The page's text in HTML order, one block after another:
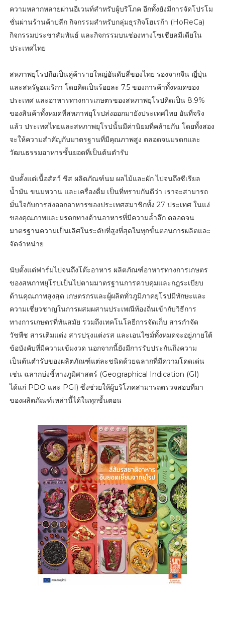
ความหลากหลายผ่านอีเวนท์สำหรับผู้บริโภค อีกทั้งยังมีการจัดโปรโม
ชั่นผ่านร้านค้าปลีก กิจกรรมสำหรับกลุ่มธุรกิจโฮเรก้า (HoReCa)
กิจกรรมประชาสัมพันธ์ และกิจกรรมบนช่องทางโซเชียลมีเดียใน
ประเทศไทย
สหภาพยุโรปถือเป็นคู่ค้ารายใหญ่อันดับสี่ของไทย รองจากจีน ญี่ปุ่น
และสหรัฐอเมริกา โดยคิดเป็นร้อยละ 7.5 ของการค้าทั้งหมดของ
ประเทศ และอาหารทางการเกษตรของสหภาพยุโรปคิดเป็น 8.9%
ของสินค้าทั้งหมดที่สหภาพยุโรปส่งออกมายังประเทศไทย อันที่จริง
แล้ว ประเทศไทยและสหภาพยุโรปนั้นมีค่านิยมที่คล้ายกัน โดยทั้งสอง
จะให้ความสำคัญกับมาตรฐานที่มีคุณภาพสูง ตลอดจนมรดกและ
วัฒนธรรมอาหารชั้นยอดที่เป็นต้นตำรับ
นับตั้งแต่เนื้อสัตว์ ชีส ผลิตภัณฑ์นม ผลไม้และผัก ไปจนถึงซีเรียล
น้ำมัน ขนมหวาน และเครื่องดื่ม เป็นที่ทราบกันดีว่า เราจะสามารถ
มั่นใจกับการส่งออกอาหารของประเทศสมาชิกทั้ง 27 ประเทศ ในแง่
ของคุณภาพและมรดกทางด้านอาหารที่มีความล้ำลึก ตลอดจน
มาตรฐานความเป็นเลิศในระดับที่สูงที่สุดในทุกขั้นตอนการผลิตและ
จัดจำหน่าย
นับตั้งแต่ฟาร์มไปจนถึงโต๊ะอาหาร ผลิตภัณฑ์อาหารทางการเกษตร
ของสหภาพยุโรปเป็นไปตามมาตรฐานการควบคุมและกฎระเบียบ
ด้านคุณภาพสูงสุด เกษตรกรและผู้ผลิตทั่วภูมิภาคยุโรปมีทักษะและ
ความเชี่ยวชาญในการผสมผสานประเพณีท้องถิ่นเข้ากับวิธีการ
ทางการเกษตรที่ทันสมัย รวมถึงเทคโนโลยีการจัดเก็บ สารกำจัด
วัชพืช สารเติมแต่ง สารปรุงแต่งรส และเอนไซม์ทั้งหมดจะอยู่ภายใต้
ข้อบังคับที่มีความเข้มงวด นอกจากนี้ยังมีการรับประกันถึงความ
เป็นต้นตำรับของผลิตภัณฑ์แต่ละชนิดด้วยฉลากที่มีความโดดเด่น
เช่น ฉลากบ่งชี้ทางภูมิศาสตร์ (Geographical Indication (GI)
ได้แก่ PDO และ PGI) ซึ่งช่วยให้ผู้บริโภคสามารถตรวจสอบที่มา
ของผลิตภัณฑ์เหล่านี้ได้ในทุกขั้นตอน